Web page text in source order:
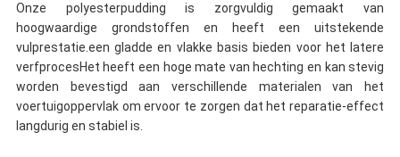
Onze polyesterpudding is zorgvuldig gemaakt van
hoogwaardige grondstoffen en heeft een uitstekende
vulprestatie.een gladde en vlakke basis bieden voor het latere
verfprocesHet heeft een hoge mate van hechting en kan stevig
worden bevestigd aan verschillende materialen van het
voertuigoppervlak om ervoor te zorgen dat het reparatie-effect
langdurig en stabiel is.